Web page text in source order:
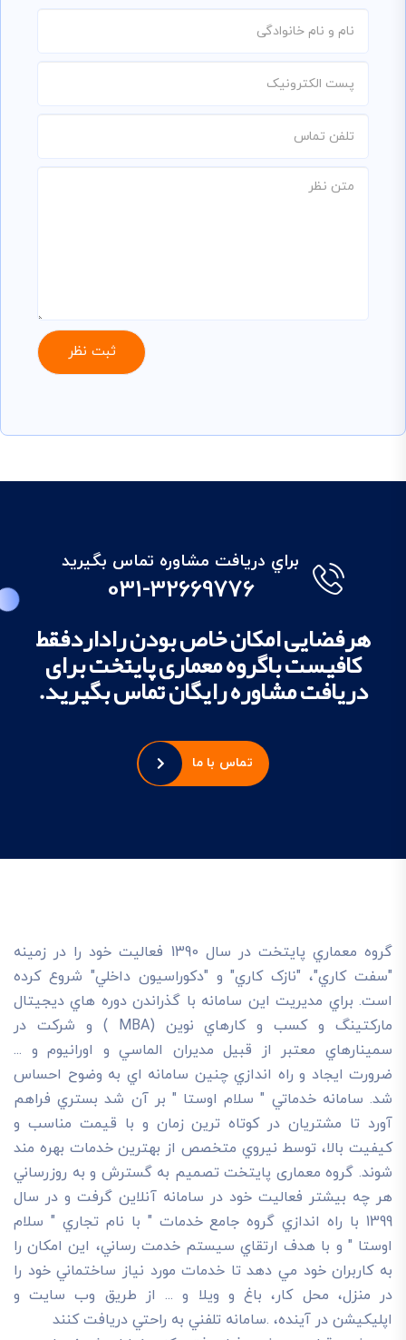
براي دريافت مشاوره تماس بگيريد
031-32669776
هرفضایی امکان خاص بودن راداردفقط
کافیست باگروه معماری پایتخت برای
دریافت مشاوره رایگان تماس بگیرید.
تماس با ما
گروه معماري پايتخت در سال 1390 فعاليت خود را در زمينه
"سفت کاري"، "نازک کاري" و "دکوراسيون داخلي" شروع کرده
است. براي مديريت اين سامانه با گذراندن دوره هاي ديجيتال
مارکتينگ و کسب و کارهاي نوين (MBA ) و شرکت در
سمينارهاي معتبر از قبيل مديران الماسي و اورانيوم و ...
ضرورت ايجاد و راه اندازي چنين سامانه اي به وضوح احساس
شد. سامانه خدماتي " سلام اوستا " بر آن شد بستري فراهم
آورد تا مشتريان در کوتاه ترين زمان و با قيمت مناسب و
کيفيت بالا، توسط نيروي متخصص از بهترين خدمات بهره مند
شوند. گروه معماری پایتخت تصميم به گسترش و به روزرساني
هر چه بيشتر فعاليت خود در سامانه آنلاين گرفت و در سال
1399 با راه اندازي گروه جامع خدمات " با نام تجاري " سلام
اوستا " و با هدف ارتقاي سيستم خدمت رساني، اين امکان را
به کاربران خود مي دهد تا خدمات مورد نياز ساختماني خود را
در منزل، محل کار، باغ و ويلا و ... از طريق وب سايت و
اپليکيشن در آينده، .سامانه تلفني به راحتي دريافت کنند